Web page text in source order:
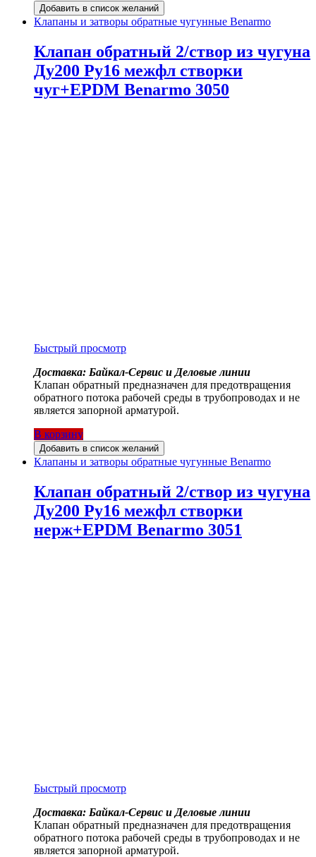
Добавить в список желаний
Клапаны и затворы обратные чугунные Benarmo
Клапан обратный 2/створ из чугуна
Ду200 Ру16 межфл створки
чуг+EPDM Benarmo 3050
Быстрый просмотр
Доставка: Байкал-Сервис и Деловые линии
Клапан обратный предназначен для предотвращения
обратного потока рабочей среды в трубопроводах и не
является запорной арматурой.
В корзину
Добавить в список желаний
Клапаны и затворы обратные чугунные Benarmo
Клапан обратный 2/створ из чугуна
Ду200 Ру16 межфл створки
нерж+EPDM Benarmo 3051
Быстрый просмотр
Доставка: Байкал-Сервис и Деловые линии
Клапан обратный предназначен для предотвращения
обратного потока рабочей среды в трубопроводах и не
является запорной арматурой.